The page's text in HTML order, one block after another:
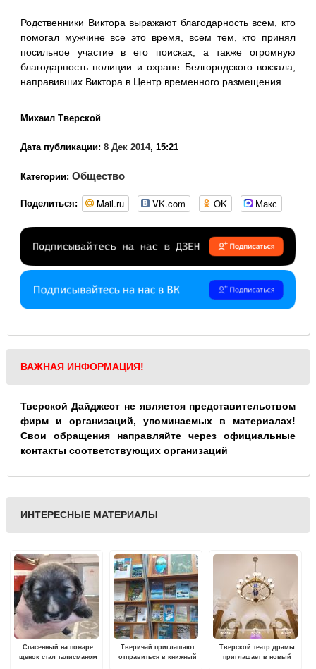
Родственники Виктора выражают благодарность всем, кто
помогал мужчине все это время, всем тем, кто принял
посильное участие в его поисках, а также огромную
благодарность полиции и охране Белгородского вокзала,
направивших Виктора в Центр временного размещения.
Михаил Тверской
Дата публикации: 8 Дек 2014, 15:21
Категории: Общество
Поделиться: Mail.ru VK.com OK Макс
ВАЖНАЯ ИНФОРМАЦИЯ!
Тверской Дайджест не является представительством
фирм и организаций, упоминаемых в материалах!
Свои обращения направляйте через официальные
контакты соответствующих организаций
ИНТЕРЕСНЫЕ МАТЕРИАЛЫ
Спасенный на пожаре
щенок стал талисманом
Тверичай приглашают
отправиться в книжный
Тверской театр драмы
приглашает в новый